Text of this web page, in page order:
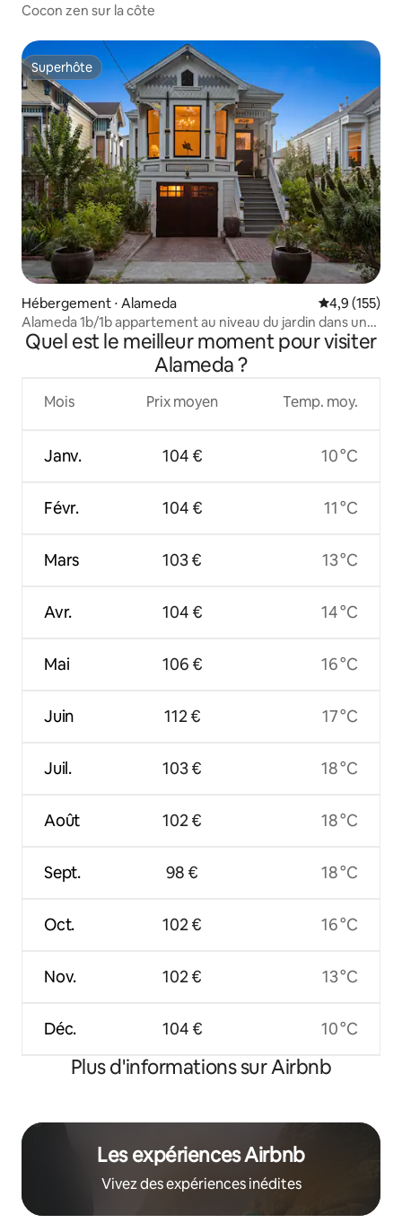
Cocon zen sur la côte
Superhôte
Superhôte
Hébergement ⋅ Alameda Évaluation
4,9 (155)
Alameda 1b/1b appartement au niveau du jardin dans une
maison victorienne de 1885
Quel est le meilleur moment pour visiter
Alameda ?
Mois
Janv.
Févr.
Mars
Avr.
Mai
Juin
Juil.
Août
Sept.
Oct.
Nov.
Déc.
Prix moyen
104 €
104 €
103 €
104 €
106 €
112 €
103 €
102 €
98 €
102 €
102 €
104 €
Temp. moy.
10 °C
11 °C
13 °C
14 °C
16 °C
17 °C
18 °C
18 °C
18 °C
16 °C
13 °C
10 °C
Plus d'informations sur Airbnb
Les expériences Airbnb
Vivez des expériences inédites